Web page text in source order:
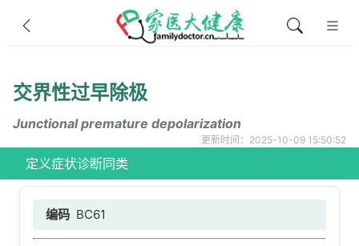
交界性过早除极
Junctional premature depolarization
更新时间：2025-10-09 15:50:52
定义症状诊断同类
编码 BC61